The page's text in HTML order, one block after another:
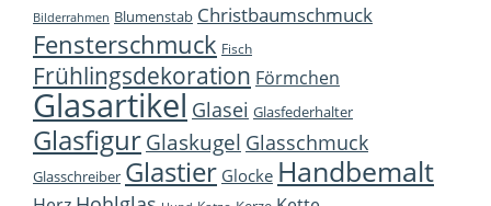
Bilderrahmen Blumenstab Christbaumschmuck
Fensterschmuck Fisch
Frühlingsdekoration Förmchen
Glasartikel Glasei Glasfederhalter
Glasfigur Glaskugel Glasschmuck
Glasschreiber Glastier Glocke Handbemalt